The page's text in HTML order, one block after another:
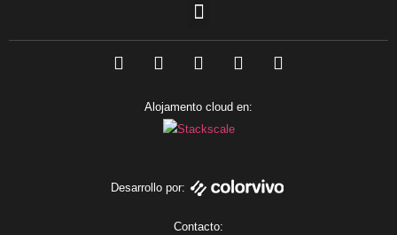
a
i
k
e
d
w
t
e
n
t
m
o
Alojamento cloud en:
Desarrollo por:
Contacto: